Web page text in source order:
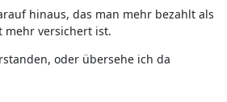
hinaus, das man mehr bezahlt als
versichert ist.
oder übersehe ich da